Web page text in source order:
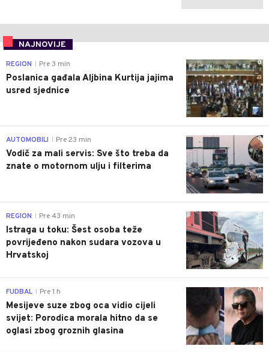
NAJNOVIJE
0
REGION Pre 3 min
Poslanica gađala Aljbina Kurtija jajima
usred sjednice
0
AUTOMOBILI Pre 23 min
Vodič za mali servis: Sve što treba da
znate o motornom ulju i filterima
0
REGION Pre 43 min
Istraga u toku: Šest osoba teže
povrijeđeno nakon sudara vozova u
Hrvatskoj
0
FUDBAL Pre 1 h
Mesijeve suze zbog oca vidio cijeli
svijet: Porodica morala hitno da se
oglasi zbog groznih glasina